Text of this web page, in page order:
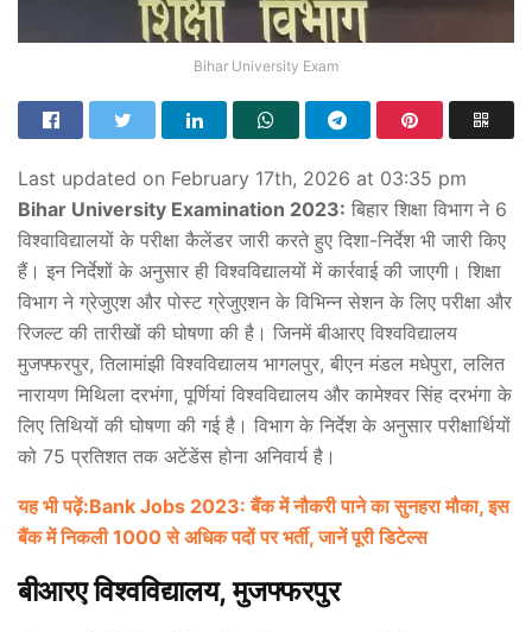
Bihar University Exam
Last updated on February 17th, 2026 at 03:35 pm
Bihar University Examination 2023: बिहार शिक्षा विभाग ने 6
विश्वाविद्यालयों के परीक्षा कैलेंडर जारी करते हुए दिशा-निर्देश भी जारी किए
हैं। इन निर्देशों के अनुसार ही विश्वविद्यालयों में कार्रवाई की जाएगी। शिक्षा
विभाग ने ग्रेजुएश और पोस्ट ग्रेजुएशन के विभिन्न सेशन के लिए परीक्षा और
रिजल्ट की तारीखों की घोषणा की है। जिनमें बीआरए विश्वविद्यालय
मुजफ्फरपुर, तिलामांझी विश्वविद्यालय भागलपुर, बीएन मंडल मधेपुरा, ललित
नारायण मिथिला दरभंगा, पूर्णियां विश्वविद्यालय और कामेश्वर सिंह दरभंगा के
लिए तिथियों की घोषणा की गई है। विभाग के निर्देश के अनुसार परीक्षार्थियों
को 75 प्रतिशत तक अटेंडेंस होना अनिवार्य है।
यह भी पढ़ें:Bank Jobs 2023: बैंक में नौकरी पाने का सुनहरा मौका, इस
बैंक में निकली 1000 से अधिक पदों पर भर्ती, जानें पूरी डिटेल्स
बीआरए विश्वविद्यालय, मुजफ्फरपुर